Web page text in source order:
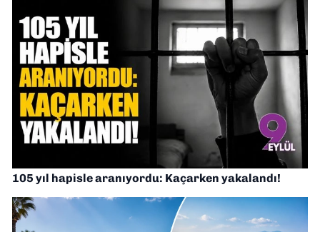
105 yıl hapisle aranıyordu: Kaçarken yakalandı!